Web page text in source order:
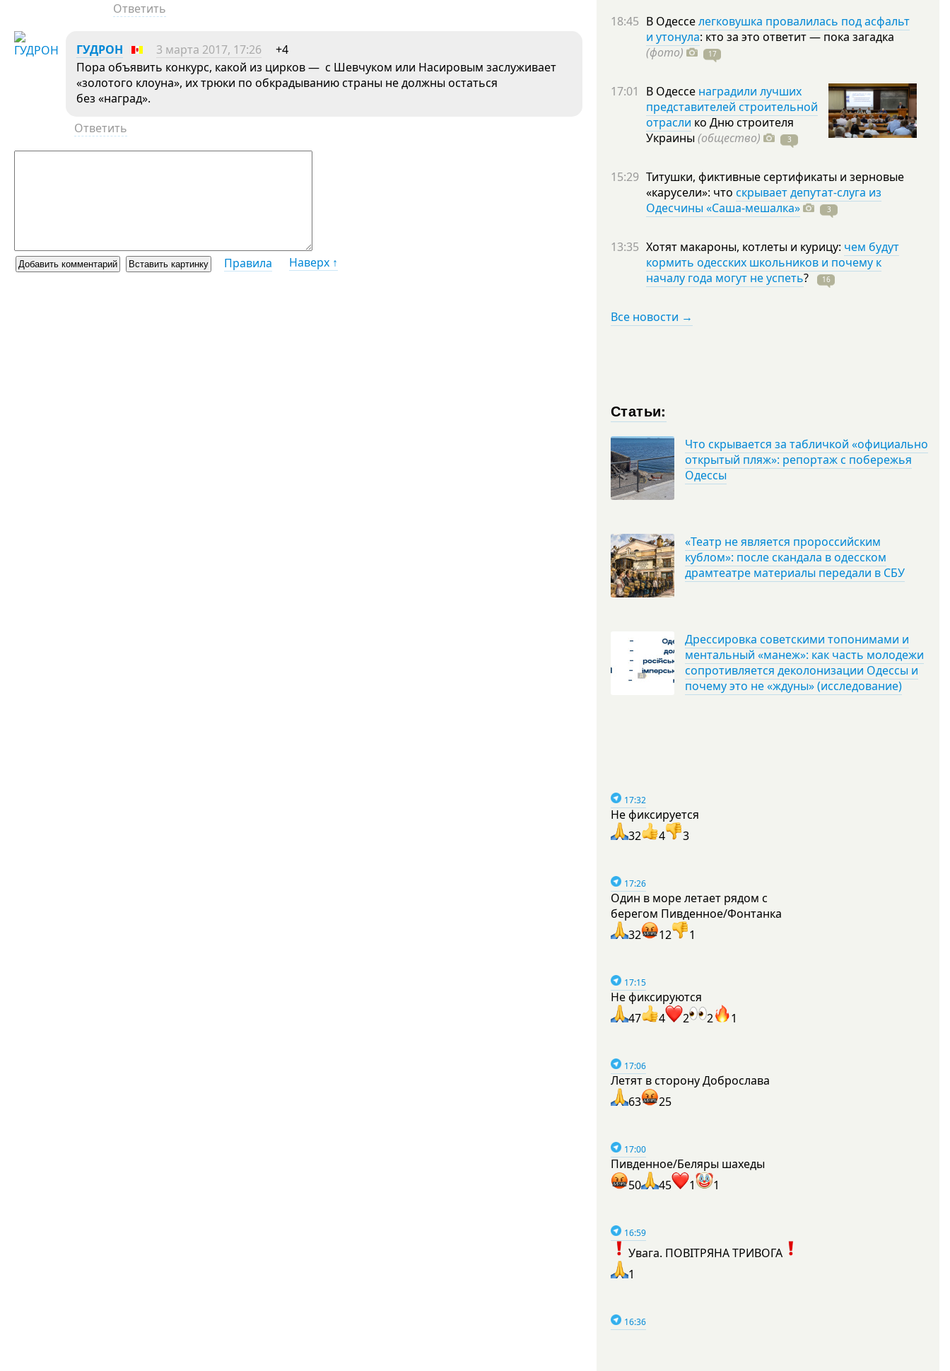
Ответить
ГУДРОН 3 марта 2017, 17:26
+4
Пора объявить конкурс, какой из цирков — с Шевчуком или Насировым заслуживает
«золотого клоуна», их трюки по обкрадыванию страны не должны остаться
без «наград».
Ответить
Правила Наверх ↑
18:45 В Одесселегковушка провалилась под асфальт
и утонула: кто за это ответит — пока загадка
(фото)
17
17:01 В Одессе наградили лучших
представителей строительной
отрасли ко Дню строителя
Украины (общество) 3
15:29 Титушки, фиктивные сертификаты и зерновые
«карусели»: что скрывает депутат-слуга из
Одесчины «Саша-мешалка»
3
13:35 Хотят макароны, котлеты и курицу: чем будут
кормить одесских школьников и почему к
началу года могут не успеть? 16
Все новости →
Статьи:
Что скрывается за табличкой «официально
открытый пляж»: репортаж с побережья
Одессы
«Театр не является пророссийским
кублом»: после скандала в одесском
драмтеатре материалы передали в СБУ
Дрессировка советскими топонимами и
ментальный «манеж»: как часть молодежи
сопротивляется деколонизации Одессы и
почему это не «ждуны» (исследование)
17:32
Не фиксируется
32
4 3
17:26
Один в море летает рядом с
берегом Пивденное/Фонтанка
32
12 1
17:15
Не фиксируются
47
4 2 2 1
17:06
Летят в сторону Доброслава
63
25
17:00
Пивденное/Беляры шахеды
50
45 1 1
16:59
Увага. ПОВІТРЯНА ТРИВОГА
1
16:36